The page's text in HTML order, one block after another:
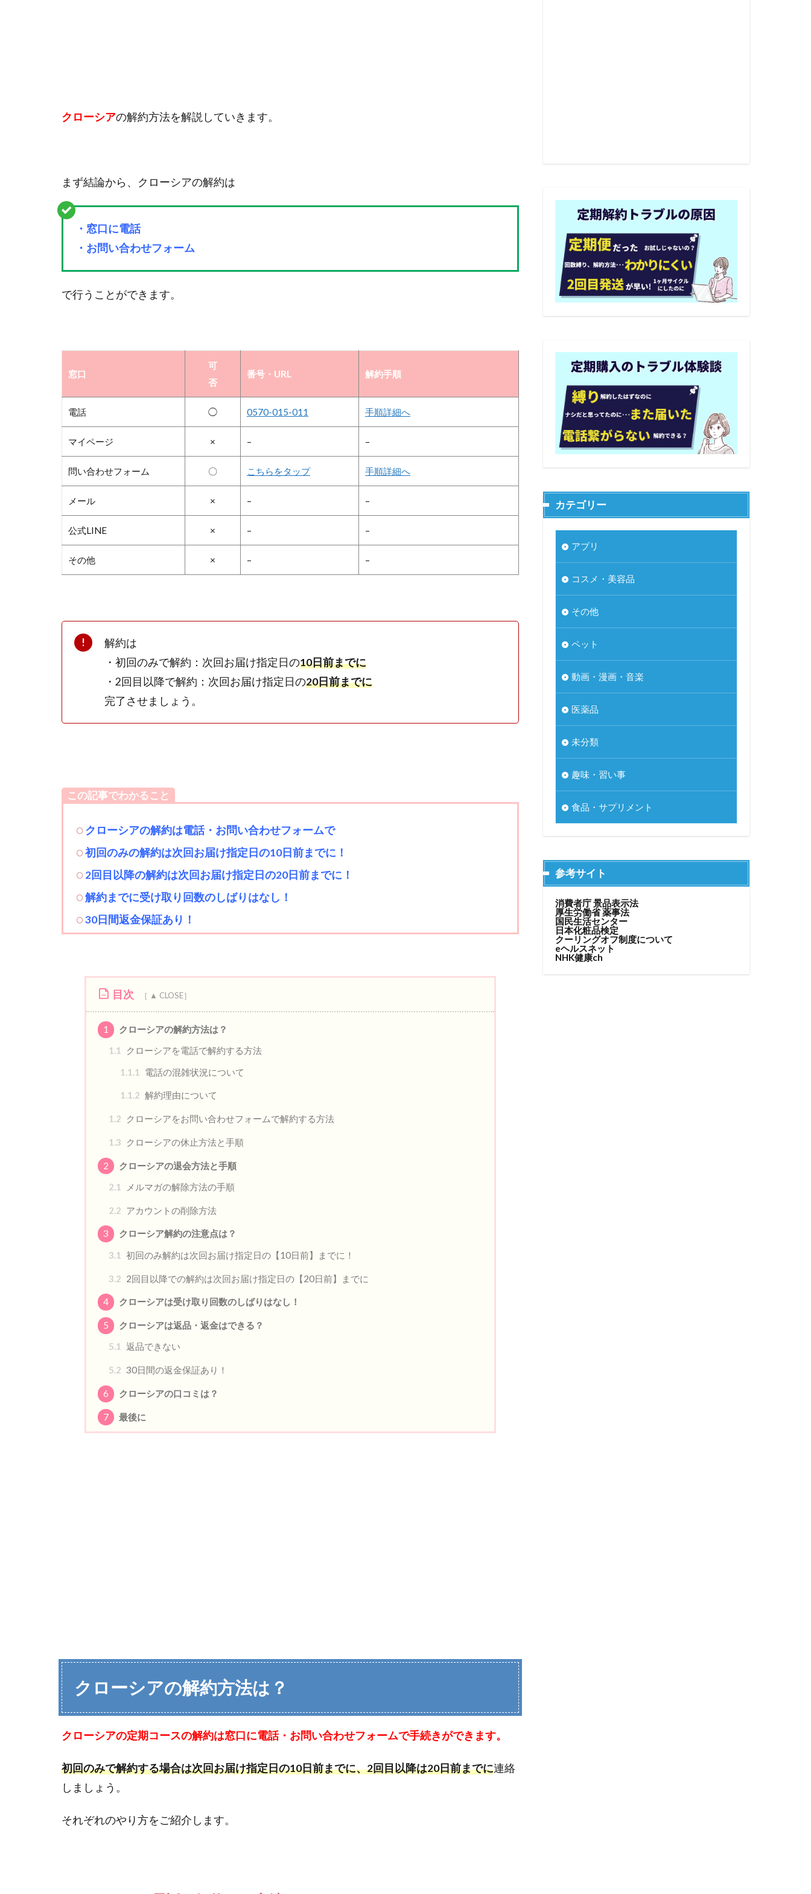
クローシアの解約方法を解説していきます。
まず結論から、クローシアの解約は
・窓口に電話
・お問い合わせフォーム
で行うことができます。
窓口
可
否
番号・URL 解約手順
電話 ◯ 0570-015-011 手順詳細へ
マイページ × – –
問い合わせフォーム 〇 こちらをタップ 手順詳細へ
メール × – –
公式LINE × – –
その他 × – –
解約は
・初回のみで解約：次回お届け指定日の10日前までに
・2回目以降で解約：次回お届け指定日の20日前までに
完了させましょう。
この記事でわかること
クローシアの解約は電話・お問い合わせフォームで
初回のみの解約は次回お届け指定日の10日前までに！
2回目以降の解約は次回お届け指定日の20日前までに！
解約までに受け取り回数のしばりはなし！
30日間返金保証あり！
目次
1
クローシアの解約方法は？
1.1
クローシアを電話で解約する方法
1.1.1
電話の混雑状況について
1.1.2 解約理由について
1.2 クローシアをお問い合わせフォームで解約する方法
1.3 クローシアの休止方法と手順
2
クローシアの退会方法と手順
2.1
メルマガの解除方法の手順
2.2 アカウントの削除方法
3
クローシア解約の注意点は？
3.1
初回のみ解約は次回お届け指定日の【10日前】までに！
3.2 2回目以降での解約は次回お届け指定日の【20日前】までに
4 クローシアは受け取り回数のしばりはなし！
5
クローシアは返品・返金はできる？
5.1
返品できない
5.2 30日間の返金保証あり！
6 クローシアの口コミは？
7 最後に
クローシアの解約方法は？
クローシアの定期コースの解約は窓口に電話・お問い合わせフォームで手続きができます。
初回のみで解約する場合は次回お届け指定日の10日前までに、2回目以降は20日前までに連絡
しましょう。
それぞれのやり方をご紹介します。
カテゴリー
アプリ
コスメ・美容品
その他
ペット
動画・漫画・音楽
医薬品
未分類
趣味・習い事
食品・サプリメント
参考サイト
消費者庁 景品表示法
厚生労働省 薬事法
国民生活センター
日本化粧品検定
クーリングオフ制度について
eヘルスネット
NHK健康ch